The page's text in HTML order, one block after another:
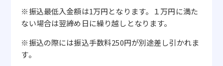
※振込最低入金額は1万円となります。１万円に満た
ない場合は翌締め日に繰り越しとなります。
※振込の際には振込手数料250円が別途差し引かれま
す。